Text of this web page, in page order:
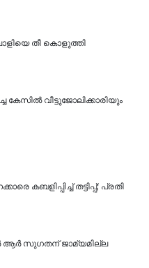
തീ കൊളുത്തി
കേസിൽ വീട്ടുജോലിക്കാരിയും
കബളിപ്പിച്ച് തട്ടിപ്പ്; പ്രതി
ആർ സുഗതന് ജാമ്യമില്ല